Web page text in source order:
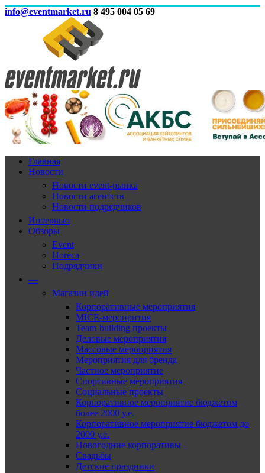
info@eventmarket.ru 8 495 004 05 69
Главная
Новости
Новости event-рынка
Новости агентств
Новости подрядчиков
Интервью
Обзоры
Event
Horeca
Подрядчики
—
Магазин идей
Корпоративные мероприятия
MICE-меропрития
Team-building проекты
Деловые мероприятия
Массовые мероприятия
Мероприятия для бренда
Частное мероприятие
Спортивные мероприятия
Социальные проекты
Корпоративное мероприятие бюджетом
более 2000 у.е.
Корпоративное мероприятие бюджетом до
2000 у.е.
Новогодние корпоративы
Свадьбы
Детские праздники